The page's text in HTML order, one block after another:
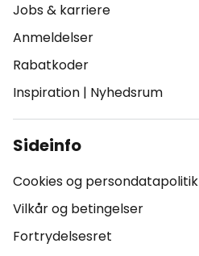
Jobs & karriere
Anmeldelser
Rabatkoder
Inspiration | Nyhedsrum
Sideinfo
Cookies og persondatapolitik
Vilkår og betingelser
Fortrydelsesret